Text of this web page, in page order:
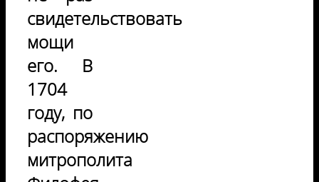
свидетельствовать
мощи
его. В
1704
году, по
распоряжению
митрополита